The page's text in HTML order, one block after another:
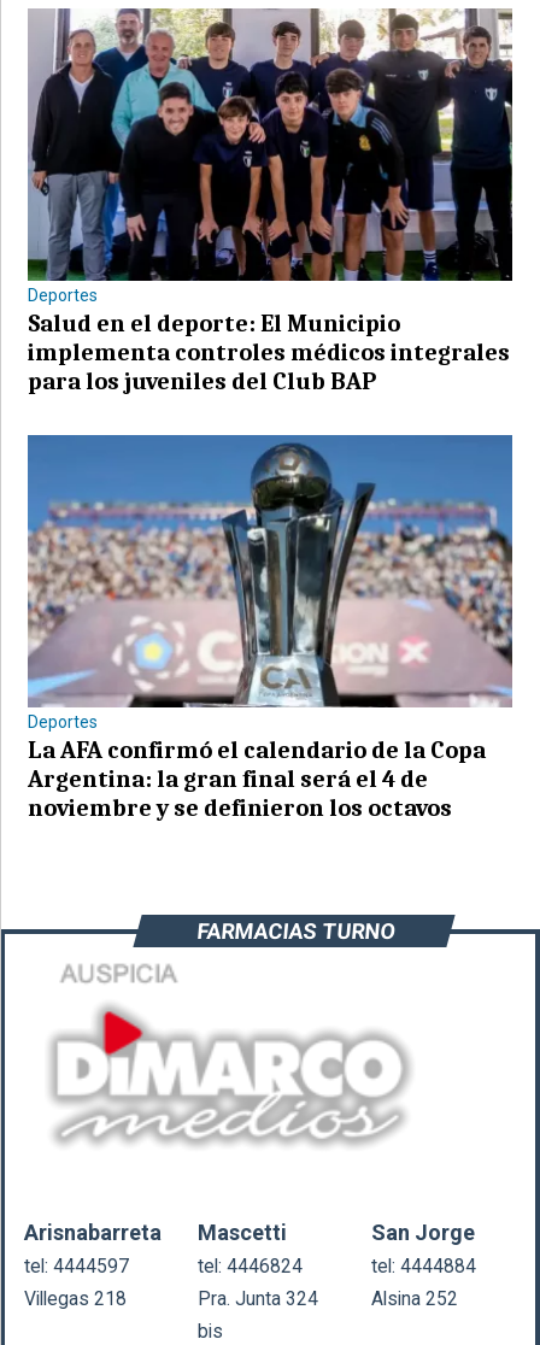
Deportes
Salud en el deporte: El Municipio
implementa controles médicos integrales
para los juveniles del Club BAP
Deportes
La AFA confirmó el calendario de la Copa
Argentina: la gran final será el 4 de
noviembre y se definieron los octavos
FARMACIAS TURNO
Arisnabarreta
tel: 4444597
Villegas 218
Mascetti
tel: 4446824
Pra. Junta 324
bis
San Jorge
tel: 4444884
Alsina 252